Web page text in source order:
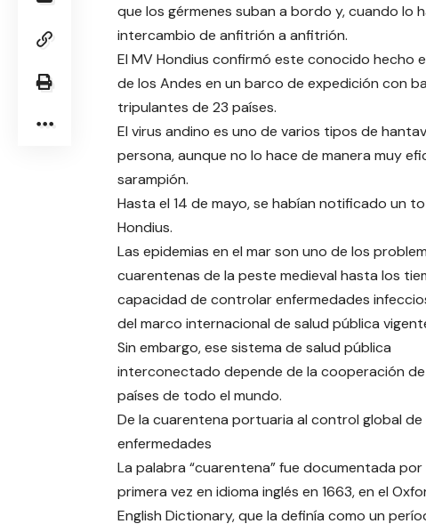
que los gérmenes suban a bordo y, cuando lo
intercambio de anfitrión a anfitrión.
El MV Hondius confirmó este conocido hecho
de los Andes en un barco de expedición con
tripulantes de 23 países.
El virus andino es uno de varios tipos de
persona, aunque no lo hace de manera muy
sarampión.
Hasta el 14 de mayo, se habían notificado un
Hondius.
Las epidemias en el mar son uno de los
cuarentenas de la peste medieval hasta los
capacidad de controlar enfermedades
del marco internacional de salud pública
Sin embargo, ese sistema de salud pública
interconectado depende de la cooperación de
países de todo el mundo.
De la cuarentena portuaria al control global de
enfermedades
La palabra “cuarentena” fue documentada por
primera vez en idioma inglés en 1663, en el
English Dictionary, que la definía como un